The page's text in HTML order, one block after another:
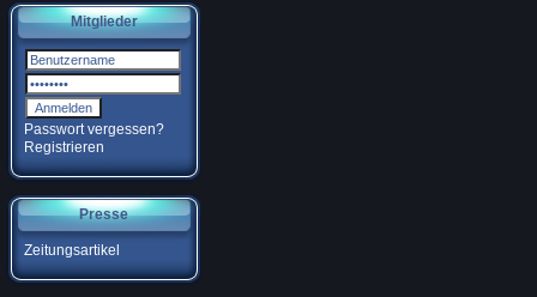
Mitglieder
Passwort vergessen?
Registrieren
Presse
Zeitungsartikel